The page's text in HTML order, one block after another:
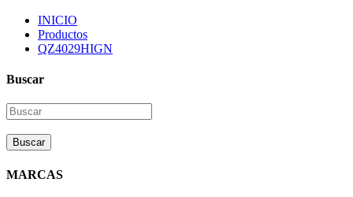
INICIO
Productos
QZ4029HIGN
Buscar
Buscar
MARCAS